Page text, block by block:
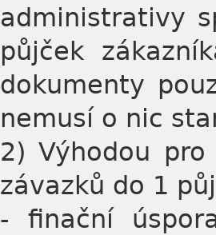
administrativy
půjček
dokumenty
nemusí o nic
2) Výhodou
závazků do 1
- finační